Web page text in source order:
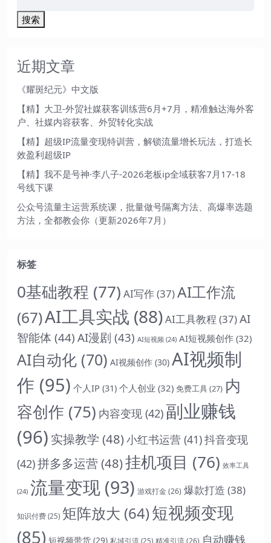
搜索
近期文章
《耀斑纪元》中文版
【精】大卫-外贸社媒获客训练营6月+7月，精准触达海外客
户、社媒内容获客、外贸转化实战
【精】超级IP流量变现特训营，解锁流量增长玩法，打造长
效盈利超级IP
【精】我不是号神·李八子-2026老板ip全域获客7月17-18
号线下课
公众号流量主运营系统课，批量做号隔离方法、高爆率选题
方法，全都教会你（更新2026年7月）
标签
0基础教程 (77) AI写作(37)AI工作流
(67)AI工具实战 (88)AI工具教程 (37)AI
智能体 (44) AI漫剧 (43) AI短视频 (24) AI短视频创作 (32)
AI自动化 (70) AI视频创作 (30) AI视频制
作 (95) 个人IP (31) 个人创业 (32) 免费工具(27) 内
容创作 (75) 内容变现 (42) 副业赚钱
(96) 实操教学 (48)小红书运营 (41)抖音变现
(42)拼多多运营 (48)挂机项目 (76) 效率工具
(24) 流量变现 (93) 游戏打金(26) 爆款打造 (38)
知识付费 (25) 矩阵放大 (64)短视频变现
(85) 短视频带货 (29) 私域引流 (25) 自动赚钱